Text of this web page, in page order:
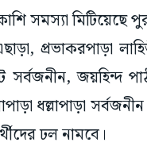
সমস্যা মিটিয়েছে
প্রভাকরপাড়া
জয়হিন্দ
ধল্লাপাড়া
ঢল নামবে।